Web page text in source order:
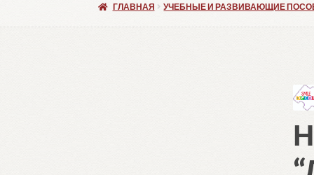
ГЛАВНАЯ УЧЕБНЫЕ И РАЗВИВАЮЩИЕ